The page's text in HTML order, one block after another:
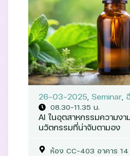
26-03-2025, Seminar,
08.30-11.35 น.
AI ในอุตสาหกรรมความงา
นวัตกรรมที่น่าจับตามอง
ห้อง CC-403 อาคาร 14